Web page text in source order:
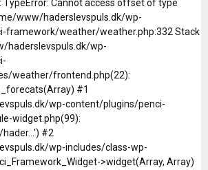
TypeError: Cannot access offset of type
www/haderslevspuls.dk/wp-
framework/weather/weather.php:332 Stack
haderslevspuls.dk/wp-
weather/frontend.php(22):
#1
wp-content/plugins/penci-
widget.php(99):
#2
wp-includes/class-wp-
>widget(Array, Array)